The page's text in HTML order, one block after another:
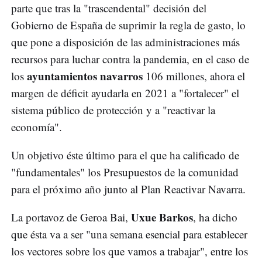
parte que tras la "trascendental" decisión del
Gobierno de España de suprimir la regla de gasto, lo
que pone a disposición de las administraciones más
recursos para luchar contra la pandemia, en el caso de
los ayuntamientos navarros 106 millones, ahora el
margen de déficit ayudarla en 2021 a "fortalecer" el
sistema público de protección y a "reactivar la
economía".
Un objetivo éste último para el que ha calificado de
"fundamentales" los Presupuestos de la comunidad
para el próximo año junto al Plan Reactivar Navarra.
La portavoz de Geroa Bai, Uxue Barkos, ha dicho
que ésta va a ser "una semana esencial para establecer
los vectores sobre los que vamos a trabajar", entre los